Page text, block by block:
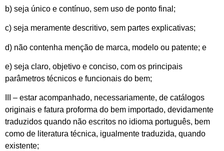
b) seja único e contínuo, sem uso de ponto final;
c) seja meramente descritivo, sem partes explicativas;
d) não contenha menção de marca, modelo ou patente; e
e) seja claro, objetivo e conciso, com os principais
parâmetros técnicos e funcionais do bem;
III – estar acompanhado, necessariamente, de catálogos
originais e fatura proforma do bem importado, devidamente
traduzidos quando não escritos no idioma português, bem
como de literatura técnica, igualmente traduzida, quando
existente;